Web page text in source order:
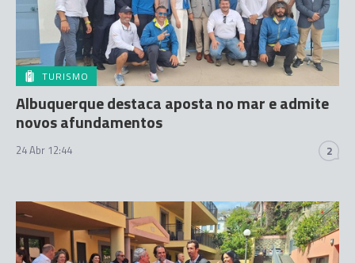
TURISMO
Albuquerque destaca aposta no mar e admite
novos afundamentos
24 Abr 12:44 2